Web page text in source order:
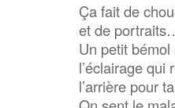
Ça fait de
et de
Un petit
l’éclairage qui
l’arrière pour